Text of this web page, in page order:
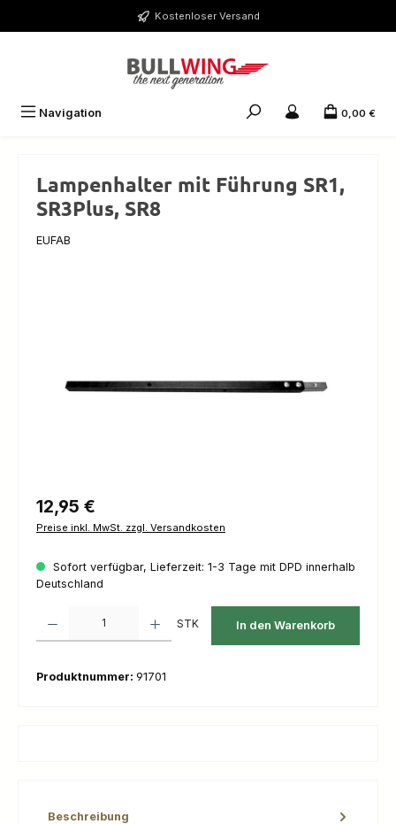
Zum Hauptinhalt springen Kostenloser Versand
Navigation 0,00 €
Lampenhalter mit Führung SR1,
SR3Plus, SR8
EUFAB
Regulärer Preis:
12,95 €
Preise inkl. MwSt. zzgl. Versandkosten
Sofort verfügbar, Lieferzeit: 1-3 Tage mit DPD innerhalb
Deutschland
STK In den Warenkorb
Produktnummer: 91701
Beschreibung